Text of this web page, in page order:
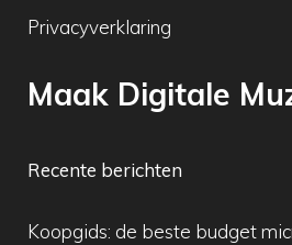
Privacyverklaring
Maak Digitale
Recente berichten
Koopgids: de beste budget